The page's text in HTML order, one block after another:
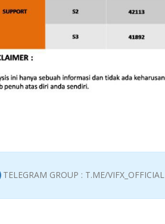
TELEGRAM GROUP : T.ME/VIFX_OFFICIAL